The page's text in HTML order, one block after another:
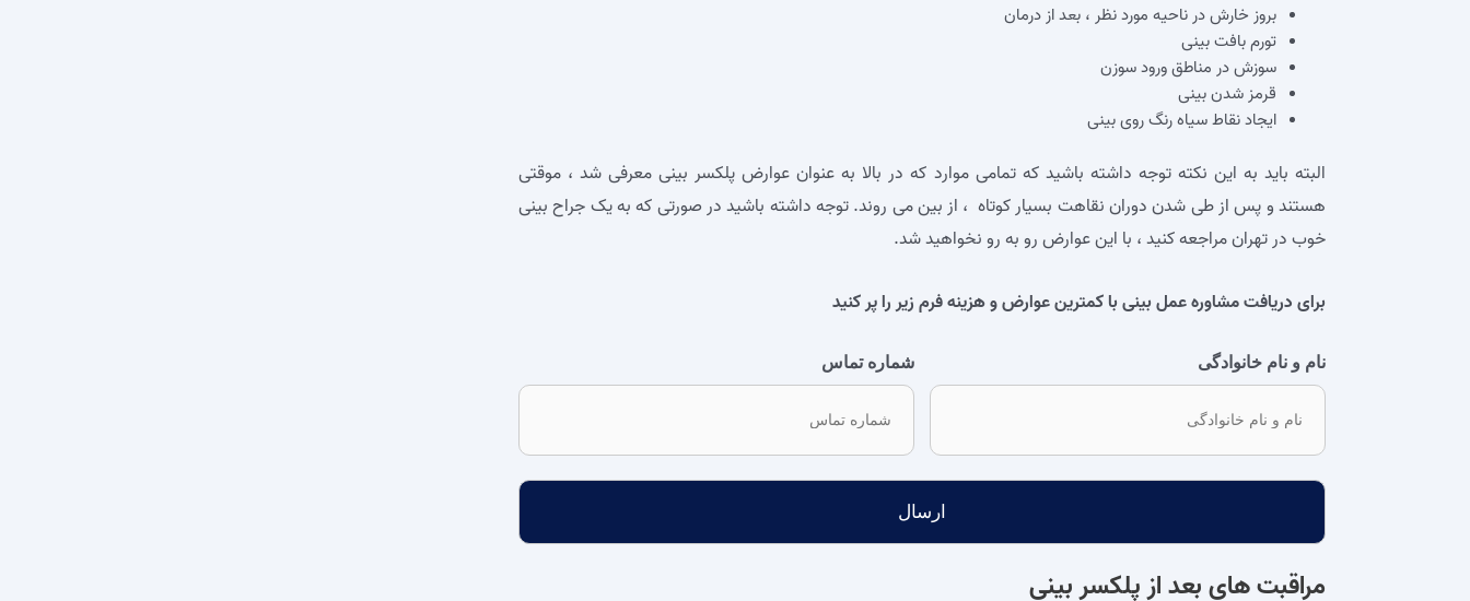
بروز خارش در ناحیه مورد نظر ، بعد از درمان
تورم بافت بینی
سوزش در مناطق ورود سوزن
قرمز شدن بینی
ایجاد نقاط سیاه رنگ روی بینی
البته باید به این نکته توجه داشته باشید که تمامی موارد که در بالا به عنوان عوارض پلکسر بینی معرفی شد ، موقتی
هستند و پس از طی شدن دوران نقاهت بسیار کوتاه ، از بین می‌ روند. توجه داشته باشید در صورتی که به یک جراح بینی
خوب در تهران مراجعه کنید ، با این عوارض رو به رو نخواهید شد.
برای دریافت مشاوره عمل بینی با کمترین عوارض و هزینه فرم زیر را پر کنید
نام و نام خانوادگی شماره تماس
مراقبت های بعد از پلکسر بینی